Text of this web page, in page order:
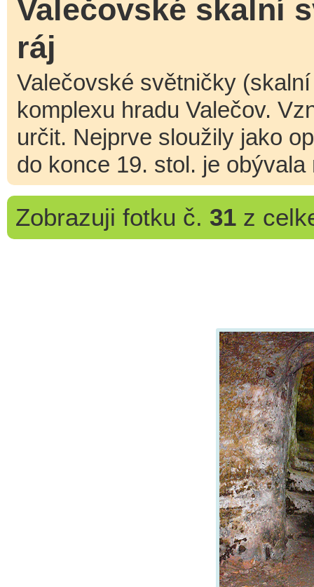
Valečovské skalní
ráj
Valečovské světničky
komplexu hradu Valečov.
určit. Nejprve sloužily jako
do konce 19. stol. je
Zobrazuji fotku č. 31z